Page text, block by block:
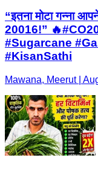
“इतना मोटा गन्ना
20016!”
#Sugarcane
#KisanSathi
Mawana, Meerut |